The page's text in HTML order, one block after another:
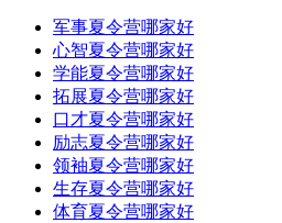
军事夏令营哪家好
心智夏令营哪家好
学能夏令营哪家好
拓展夏令营哪家好
口才夏令营哪家好
励志夏令营哪家好
领袖夏令营哪家好
生存夏令营哪家好
体育夏令营哪家好